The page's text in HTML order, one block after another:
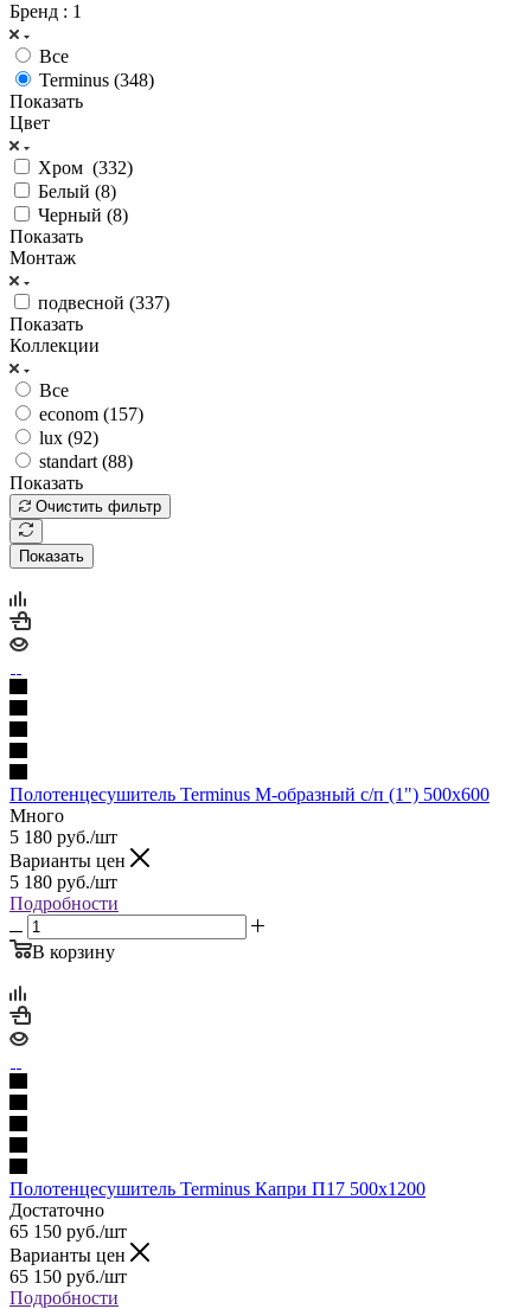
Бренд : 1
Все
Terminus (348)
Показать
Цвет
Хром (332)
Белый (8)
Черный (8)
Показать
Монтаж
подвесной (337)
Показать
Коллекции
Все
econom (157)
lux (92)
standart (88)
Показать
Очистить фильтр
Показать
Полотенцесушитель Terminus М-образный с/п (1") 500х600
Много
5 180 руб./шт
Варианты цен
5 180 руб./шт
Подробности
В корзину
Полотенцесушитель Terminus Капри П17 500х1200
Достаточно
65 150 руб./шт
Варианты цен
65 150 руб./шт
Подробности